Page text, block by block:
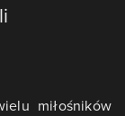
miłośników